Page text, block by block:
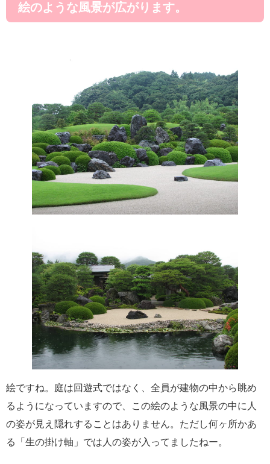
絵のような風景が広がります。
絵ですね。庭は回遊式ではなく、全員が建物の中から眺め
るようになっていますので、この絵のような風景の中に人
の姿が見え隠れすることはありません。ただし何ヶ所かあ
る「生の掛け軸」では人の姿が入ってましたねー。